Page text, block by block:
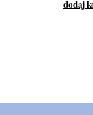
dodaj